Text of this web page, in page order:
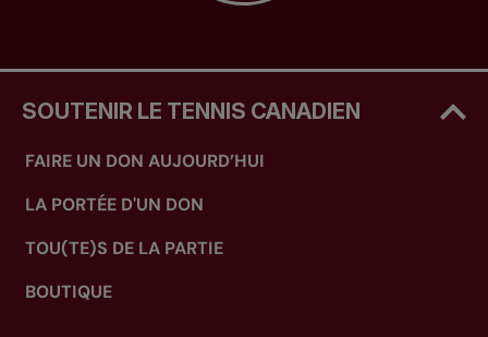
SOUTENIR LE TENNIS CANADIEN
FAIRE UN DON AUJOURD’HUI
LA PORTÉE D'UN DON
TOU(TE)S DE LA PARTIE
BOUTIQUE